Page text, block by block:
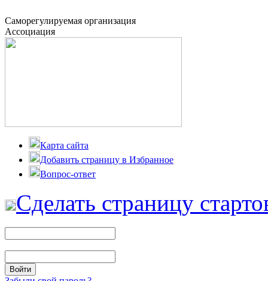
Саморегулируемая организация
Ассоциация
Карта сайта
Добавить страницу в Избранное
Вопрос-ответ
Сделать страницу